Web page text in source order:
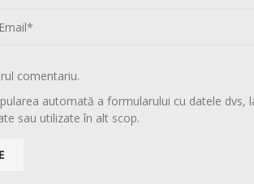
comentariu.
automată a formularului cu datele dvs,
sau utilizate în alt scop.